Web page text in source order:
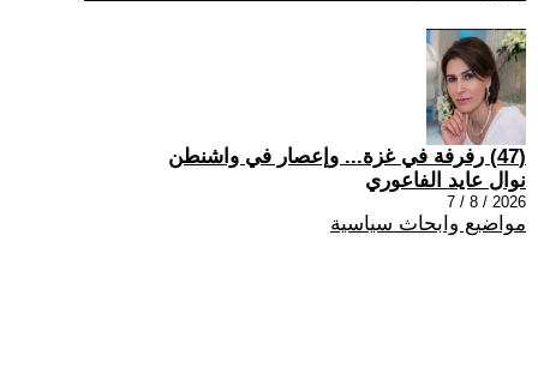
(47) رفرفة في غزة... وإعصار في واشنطن
نوال عايد الفاعوري
2026 / 8 / 7
مواضيع وابحاث سياسية